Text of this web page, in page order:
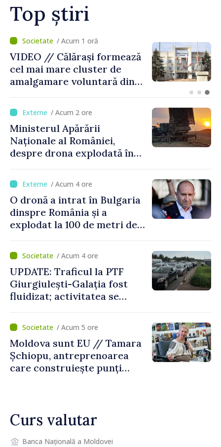
Top știri
/ Acum 1 oră
BTA: Tendința de scădere a
nivelului Dunării se menține,
iar situația hidrologică
/ Acum 2 ore
Ministerul Apărării
Naționale al României,
despre drona explodată în
nu au detectat niciun
vehicul aerian”
/ Acum 4 ore
O dronă a intrat în Bulgaria
dinspre România și a
explodat la 100 de metri de
/ Acum 4 ore
UPDATE: Traficul la PTF
Giurgiulești-Galația fost
fluidizat; activitatea se
normale
/ Acum 5 ore
Moldova sunt EU // Tamara
Șchiopu, antreprenoarea
care construiește punți
Curs valutar
Banca Națională a Moldovei